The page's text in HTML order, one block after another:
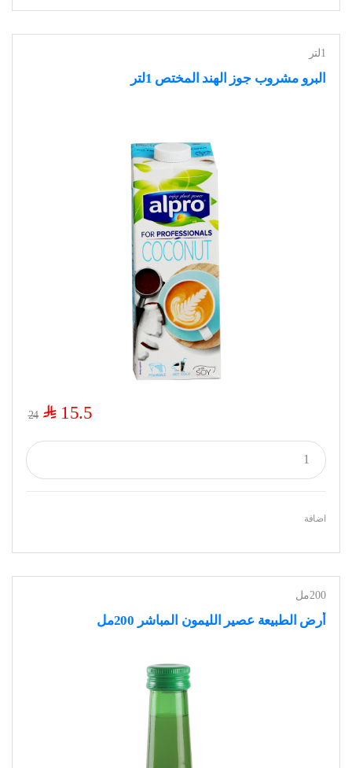
1لتر
البرو مشروب جوز الهند المختص 1لتر
15.5
$
24
اضافة
200مل
أرض الطبيعة عصير الليمون المباشر 200مل